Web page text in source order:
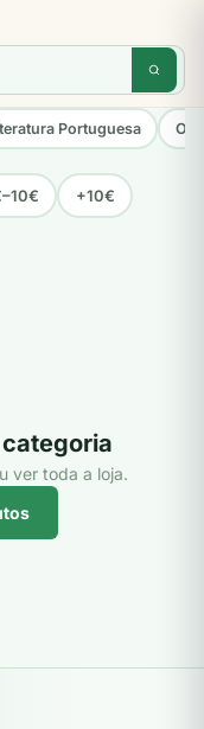
Portuguesa
+10€
ver toda a loja.